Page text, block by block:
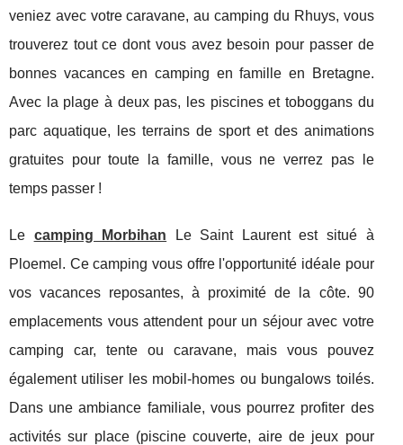
veniez avec votre caravane, au camping du Rhuys, vous
trouverez tout ce dont vous avez besoin pour passer de
bonnes vacances en camping en famille en Bretagne.
Avec la plage à deux pas, les piscines et toboggans du
parc aquatique, les terrains de sport et des animations
gratuites pour toute la famille, vous ne verrez pas le
temps passer !
Le camping Morbihan Le Saint Laurent est situé à
Ploemel. Ce camping vous offre l'opportunité idéale pour
vos vacances reposantes, à proximité de la côte. 90
emplacements vous attendent pour un séjour avec votre
camping car, tente ou caravane, mais vous pouvez
également utiliser les mobil-homes ou bungalows toilés.
Dans une ambiance familiale, vous pourrez profiter des
activités sur place (piscine couverte, aire de jeux pour